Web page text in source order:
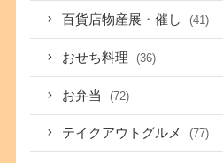
百貨店物産展・催し (41)
おせち料理 (36)
お弁当 (72)
テイクアウトグルメ (77)